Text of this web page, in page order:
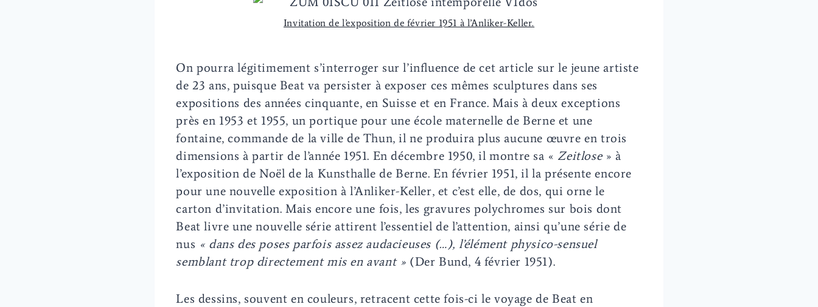
Invitation de l’exposition de février 1951 à l’Anliker-Keller.
On pourra légitimement s’interroger sur l’influence de cet article sur le jeune artiste
de 23 ans, puisque Beat va persister à exposer ces mêmes sculptures dans ses
expositions des années cinquante, en Suisse et en France. Mais à deux exceptions
près en 1953 et 1955, un portique pour une école maternelle de Berne et une
fontaine, commande de la ville de Thun, il ne produira plus aucune œuvre en trois
dimensions à partir de l’année 1951. En décembre 1950, il montre sa « Zeitlose» à
l’exposition de Noël de la Kunsthalle de Berne. En février 1951, il la présente encore
pour une nouvelle exposition à l’Anliker-Keller, et c’est elle, de dos, qui orne le
carton d’invitation. Mais encore une fois, les gravures polychromes sur bois dont
Beat livre une nouvelle série attirent l’essentiel de l’attention, ainsi qu’une série de
nus « dans des poses parfois assez audacieuses (…), l’élément physico-sensuel
semblant trop directement mis en avant » (Der Bund, 4 février 1951).
Les dessins, souvent en couleurs, retracent cette fois-ci le voyage de Beat en